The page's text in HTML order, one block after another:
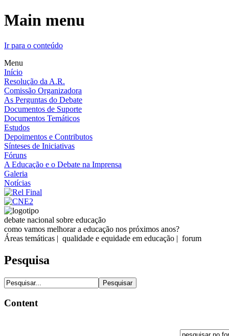
Main menu
Ir para o conteúdo
Menu
Início
Resolução da A.R.
Comissão Organizadora
As Perguntas do Debate
Documentos de Suporte
Documentos Temáticos
Estudos
Depoimentos e Contributos
Sínteses de Iniciativas
Fóruns
A Educação e o Debate na Imprensa
Galeria
Notícias
debate nacional sobre educação
como vamos melhorar a educação nos próximos anos?
Áreas temáticas | qualidade e equidade em educação | forum
Pesquisa
Content